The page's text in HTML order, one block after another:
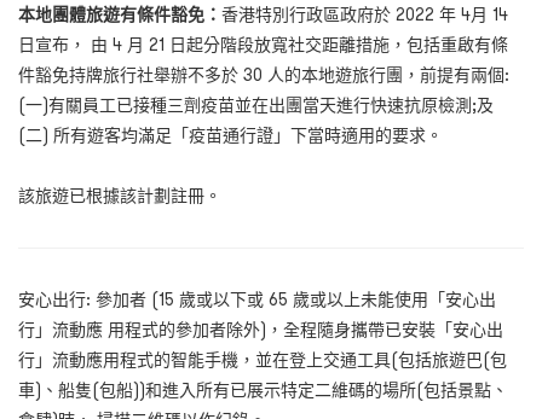
本地團體旅遊有條件豁免： 香港特別行政區政府於 2022 年 4月 14
日宣布， 由 4 月 21 日起分階段放寬社交距離措施，包括重啟有條
件豁免持牌旅行社舉辦不多於 30 人的本地遊旅行團，前提有兩個:
(一)有關員工已接種三劑疫苗並在出團當天進行快速抗原檢測;及
(二) 所有遊客均滿足「疫苗通行證」下當時適用的要求。
該旅遊已根據該計劃註冊。
安心出行: 參加者 (15 歲或以下或 65 歲或以上未能使用「安心出
行」流動應 用程式的參加者除外)，全程隨身攜帶已安裝「安心出
行」流動應用程式的智能手機，並在登上交通工具(包括旅遊巴(包
車)、船隻(包船))和進入所有已展示特定二維碼的場所(包括景點、